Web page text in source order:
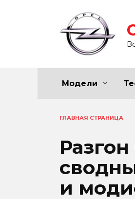
Модели
ГЛАВНАЯ СТРАНИЦА
и